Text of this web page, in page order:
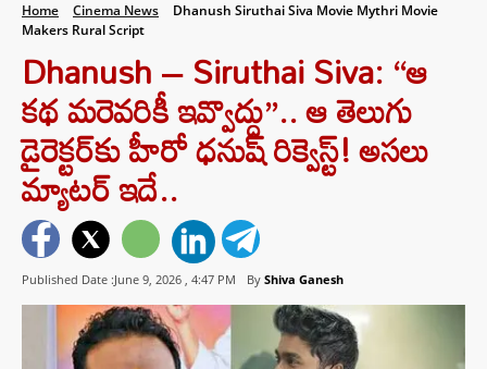
Home Cinema News
Dhanush Siruthai Siva Movie Mythri Movie
Makers Rural Script
Dhanush – Siruthai Siva: “ఆ
కథ మరెవరికీ ఇవ్వొద్దు”.. ఆ తెలుగు
డైరెక్టర్‌కు హీరో ధనుష్ రిక్వెస్ట్! అసలు
మ్యాటర్ ఇదే..
Published Date :June 9, 2026 , 4:47 PM By Shiva Ganesh